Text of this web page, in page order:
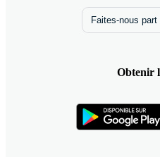
Faites-nous
Obtenir